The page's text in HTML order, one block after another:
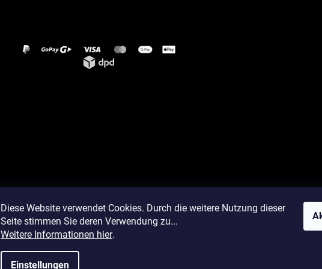
Diese Website verwendet Cookies. Durch die weitere Nutzung dieser
Seite stimmen Sie deren Verwendung zu...
Weitere Informationen hier.
Einstellungen